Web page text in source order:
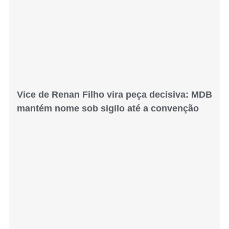
Vice de Renan Filho vira peça decisiva: MDB
mantém nome sob sigilo até a convenção